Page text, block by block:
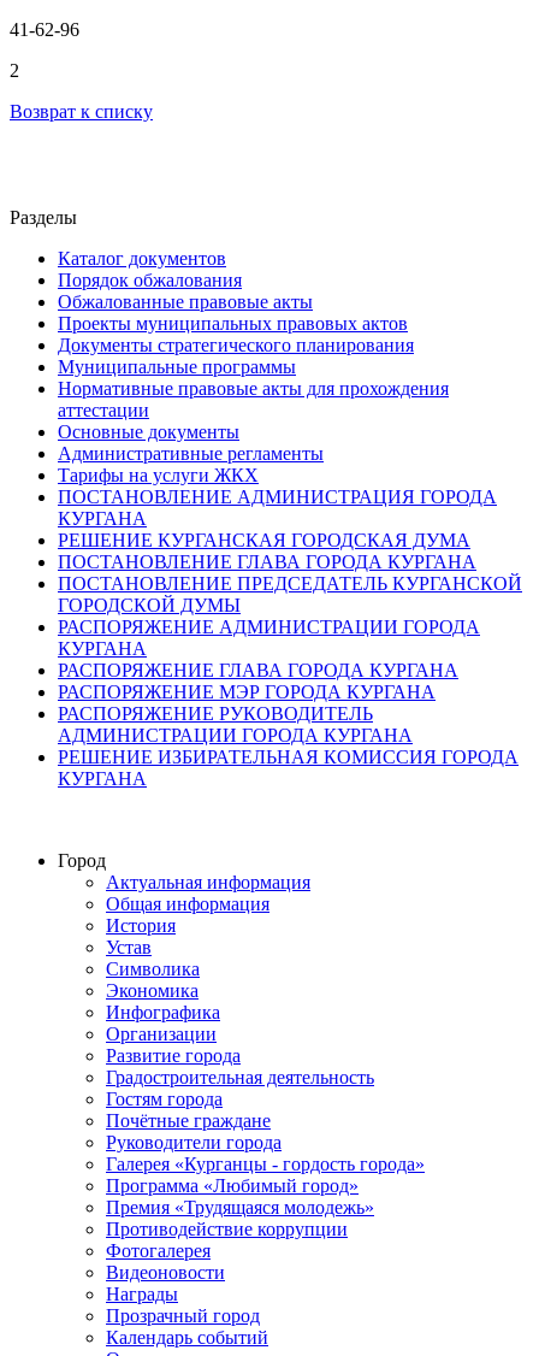
41-62-96
2
Возврат к списку
Разделы
Каталог документов
Порядок обжалования
Обжалованные правовые акты
Проекты муниципальных правовых актов
Документы стратегического планирования
Муниципальные программы
Нормативные правовые акты для прохождения
аттестации
Основные документы
Административные регламенты
Тарифы на услуги ЖКХ
ПОСТАНОВЛЕНИЕ АДМИНИСТРАЦИЯ ГОРОДА
КУРГАНА
РЕШЕНИЕ КУРГАНСКАЯ ГОРОДСКАЯ ДУМА
ПОСТАНОВЛЕНИЕ ГЛАВА ГОРОДА КУРГАНА
ПОСТАНОВЛЕНИЕ ПРЕДСЕДАТЕЛЬ КУРГАНСКОЙ
ГОРОДСКОЙ ДУМЫ
РАСПОРЯЖЕНИЕ АДМИНИСТРАЦИИ ГОРОДА
КУРГАНА
РАСПОРЯЖЕНИЕ ГЛАВА ГОРОДА КУРГАНА
РАСПОРЯЖЕНИЕ МЭР ГОРОДА КУРГАНА
РАСПОРЯЖЕНИЕ РУКОВОДИТЕЛЬ
АДМИНИСТРАЦИИ ГОРОДА КУРГАНА
РЕШЕНИЕ ИЗБИРАТЕЛЬНАЯ КОМИССИЯ ГОРОДА
КУРГАНА
Город
Актуальная информация
Общая информация
История
Устав
Символика
Экономика
Инфографика
Организации
Развитие города
Градостроительная деятельность
Гостям города
Почётные граждане
Руководители города
Галерея «Курганцы - гордость города»
Программа «Любимый город»
Премия «Трудящаяся молодежь»
Противодействие коррупции
Фотогалерея
Видеоновости
Награды
Прозрачный город
Календарь событий